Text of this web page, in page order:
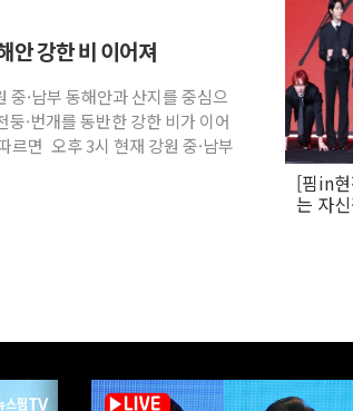
안 강한 비 이어져
중·남부 동해안과 산지를 중심으
·번개를 동반한 강한 비가 이어
르면 오후 3시 현재 강원 중·남부
[핌in
는 자